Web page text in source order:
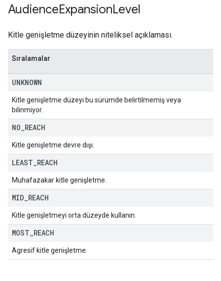
AudienceExpansionLevel
Kitle genişletme düzeyinin niteliksel açıklaması.
Sıralamalar
UNKNOWN
Kitle genişletme düzeyi bu sürümde belirtilmemiş veya
bilinmiyor.
NO REACH
Kitle genişletme devre dışı.
LEAST REACH
Muhafazakar kitle genişletme.
MID REACH
Kitle genişletmeyi orta düzeyde kullanın.
MOST REACH
Agresif kitle genişletme.